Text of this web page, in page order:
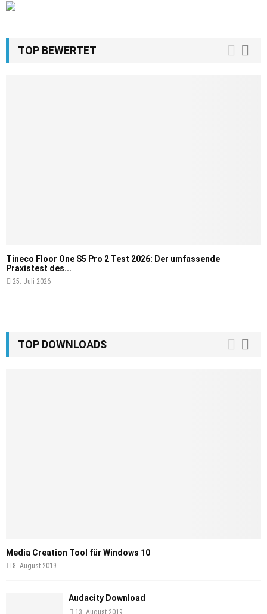
TOP BEWERTET
Tineco Floor One S5 Pro 2 Test 2026: Der umfassende
Praxistest des...
25. Juli 2026
TOP DOWNLOADS
Media Creation Tool für Windows 10
8. August 2019
Audacity Download